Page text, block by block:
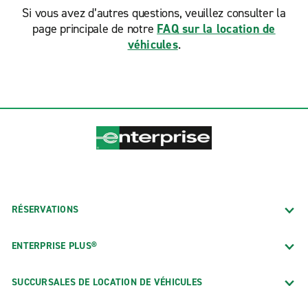
Si vous avez d’autres questions, veuillez consulter la
page principale de notre FAQ sur la location de
véhicules.
RÉSERVATIONS
ENTERPRISE PLUS®
SUCCURSALES DE LOCATION DE VÉHICULES